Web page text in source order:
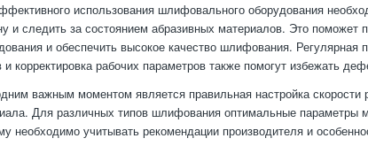
использования шлифовального оборудования
и следить за состоянием абразивных материалов. Это поможет
и обеспечить высокое качество шлифования. Регулярная
и корректировка рабочих параметров также помогут избежать
важным моментом является правильная настройка скорости
Для различных типов шлифования оптимальные параметры
необходимо учитывать рекомендации производителя и